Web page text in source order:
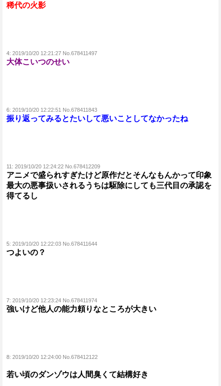
稀代の火影
4: 2019/10/20 12:21:27 No.678411497
大体こいつのせい
6: 2019/10/20 12:22:51 No.678411843
振り返ってみるとたいして悪いことしてなかったね
11: 2019/10/20 12:24:22 No.678412209
アニメで盛られすぎたけど原作だとそんなもんかって印象
最大の悪事扱いされるうちは駆除にしても三代目の承認を
得てるし
5: 2019/10/20 12:22:03 No.678411644
つよいの？
7: 2019/10/20 12:23:24 No.678411974
強いけど他人の能力頼りなところが大きい
8: 2019/10/20 12:24:00 No.678412122
若い頃のダンゾウは人間臭くて結構好き